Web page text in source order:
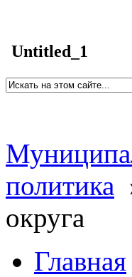
Untitled_1
политика
округа
Главная